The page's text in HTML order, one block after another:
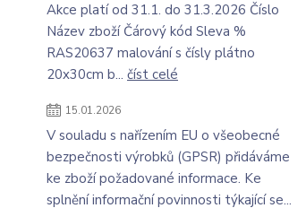
Akce platí od 31.1. do 31.3.2026 Číslo
Název zboží Čárový kód Sleva %
RAS20637 malování s čísly plátno
20x30cm b... číst celé
15.01.2026
V souladu s nařízením EU o všeobecné
bezpečnosti výrobků (GPSR) přidáváme
ke zboží požadované informace. Ke
splnění informační povinnosti týkající se...